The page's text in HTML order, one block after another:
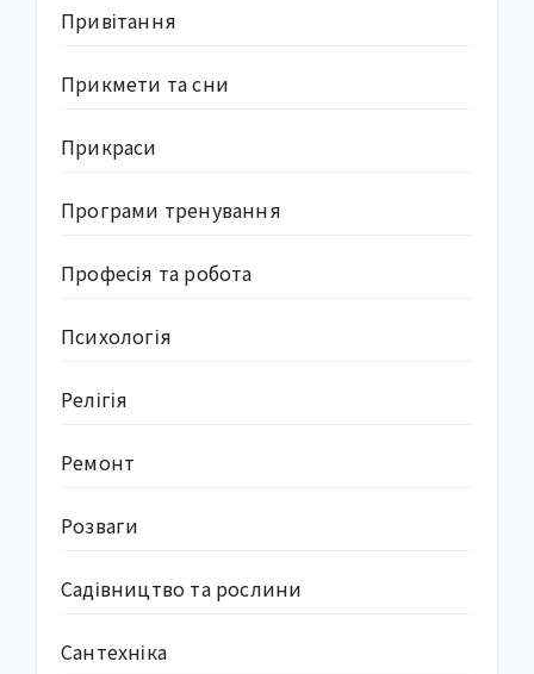
Привітання
Прикмети та сни
Прикраси
Програми тренування
Професія та робота
Психологія
Релігія
Ремонт
Розваги
Садівництво та рослини
Сантехніка